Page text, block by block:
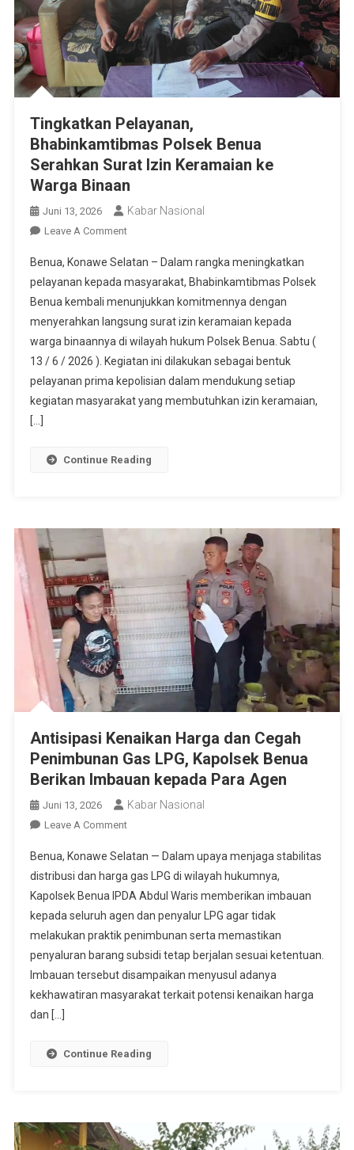
Tingkatkan Pelayanan,
Bhabinkamtibmas Polsek Benua
Serahkan Surat Izin Keramaian ke
Warga Binaan
Juni 13, 2026 Kabar Nasional
Leave A CommentOn
Pelayanan,
Bhabinkamtibmas
Polsek
Benua
Serahkan
Surat
Izin
Benua, Konawe Selatan – Dalam rangka meningkatkan
pelayanan kepada masyarakat, Bhabinkamtibmas Polsek
Benua kembali menunjukkan komitmennya dengan
menyerahkan langsung surat izin keramaian kepada
warga binaannya di wilayah hukum Polsek Benua. Sabtu (
13 / 6 / 2026 ). Kegiatan ini dilakukan sebagai bentuk
pelayanan prima kepolisian dalam mendukung setiap
kegiatan masyarakat yang membutuhkan izin keramaian,
[…]
Continue Reading
Antisipasi Kenaikan Harga dan Cegah
Penimbunan Gas LPG, Kapolsek Benua
Berikan Imbauan kepada Para Agen
Juni 13, 2026 Kabar Nasional
Leave A CommentOn
Kenaikan
Harga
Dan
Cegah
Penimbunan
Gas
LPG,
Kapolsek
Kepada
Benua, Konawe Selatan — Dalam upaya menjaga stabilitas
distribusi dan harga gas LPG di wilayah hukumnya,
Kapolsek Benua IPDA Abdul Waris memberikan imbauan
kepada seluruh agen dan penyalur LPG agar tidak
melakukan praktik penimbunan serta memastikan
penyaluran barang subsidi tetap berjalan sesuai ketentuan.
Imbauan tersebut disampaikan menyusul adanya
kekhawatiran masyarakat terkait potensi kenaikan harga
dan […]
Continue Reading